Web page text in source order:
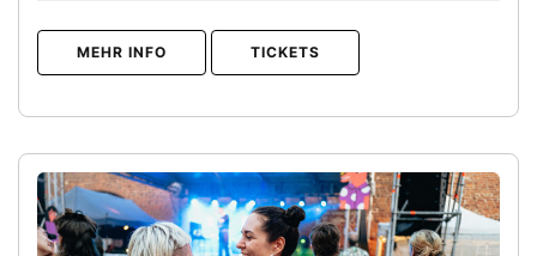
MEHR INFO TICKETS